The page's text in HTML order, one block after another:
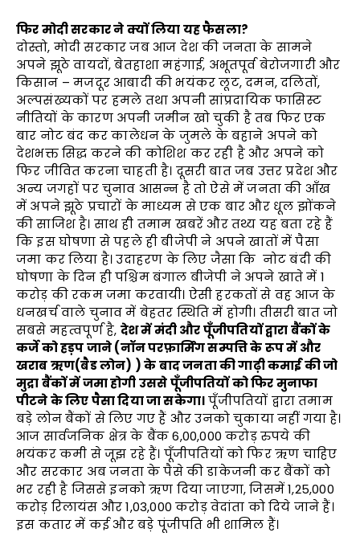
फिर मोदी सरकार ने क्यों लिया यह फैसला?
दोस्तो, मोदी सरकार जब आज देश की जनता के सामने
अपने झूठे वायदों, बेतहाशा महंगाई, अभूतपूर्व बेरोजगारी और
किसान – मजदूर आबादी की भयंकर लूट, दमन, दलितों,
अल्पसंख्यकों पर हमले तथा अपनी सांप्रदायिक फासिस्ट
नीतियों के कारण अपनी जमीन खो चुकी है तब फिर एक
बार नोट बंद कर कालेधन के जुमले के बहाने अपने को
देशभक्त सिद्ध करने की कोशिश कर रही है और अपने को
फिर जीवित करना चाहती है। दूसरी बात जब उत्तर प्रदेश और
अन्य जगहों पर चुनाव आसन्न है तो ऐसे में जनता की आँख
में अपने झूठे प्रचारों के माध्यम से एक बार और धूल झोंकने
की साजिश है। साथ ही तमाम खबरें और तथ्य यह बता रहे हैं
कि इस घोषणा से पहले ही बीजेपी ने अपने खातों में पैसा
जमा कर लिया है। उदाहरण के लिए जैसा कि नोट बंदी की
घोषणा के दिन ही पश्चिम बंगाल बीजेपी ने अपने खाते में 1
करोड़ की रकम जमा करवायी। ऐसी हरकतों से वह आज के
धनखर्च वाले चुनाव में बेहतर स्थिति में होगी। तीसरी बात जो
सबसे महत्वपूर्ण है, देश में मंदी और पूँजीपतियों द्वारा बैंकों के
कर्जे को हड़प जाने (नॉन परफ़ार्मिंग सम्पत्ति के रूप में और
खराब ऋण(बैड लोन) ) के बाद जनता की गाढ़ी कमाई की जो
मुद्रा बैंकों में जमा होगी उससे पूँजीपतियों को फिर मुनाफा
पीटने के लिए पैसा दिया जा सकेगा।पूँजीपतियों द्वारा तमाम
बड़े लोन बैंकों से लिए गए हैं और उनको चुकाया नहीं गया है।
आज सार्वजनिक क्षेत्र के बैंक 6,00,000 करोड़ रुपये की
भयंकर कमी से जूझ रहे हैं। पूँजीपतियों को फिर ऋण चाहिए
और सरकार अब जनता के पैसे की डाकेजनी कर बैंकों को
भर रही है जिससे इनको ऋण दिया जाएगा, जिसमें 1,25,000
करोड़ रिलायंस और 1,03,000 करोड़ वेदांता को दिये जाने हैं।
इस कतार में कई और बड़े पूंजीपति भी शामिल हैं।